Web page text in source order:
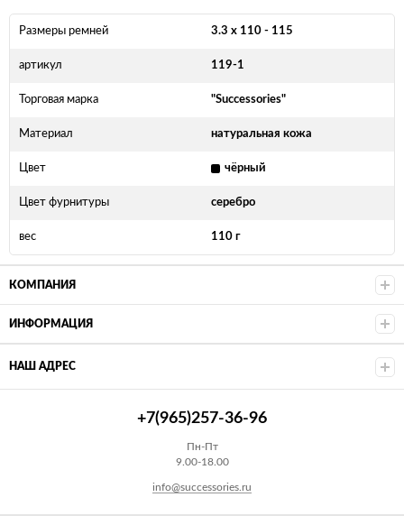
Размеры ремней 3.3 x 110 - 115
артикул 119-1
Торговая марка "Successories"
Материал натуральная кожа
Цвет чёрный
Цвет фурнитуры серебро
вес 110 г
КОМПАНИЯ
ИНФОРМАЦИЯ
НАШ АДРЕС
+7(965)257-36-96
Пн-Пт
9.00-18.00
info@successories.ru